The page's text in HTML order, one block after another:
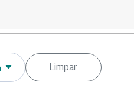
Limpar